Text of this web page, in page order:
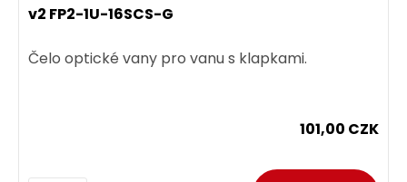
v2 FP2-1U-16SCS-G
Čelo optické vany pro vanu s klapkami.
101,00 CZK